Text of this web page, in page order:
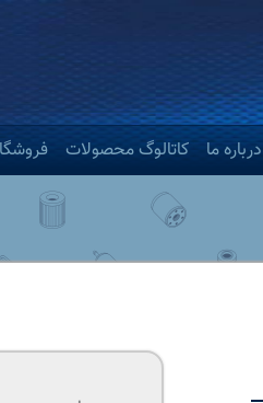
درباره ما کاتالوگ محصولات